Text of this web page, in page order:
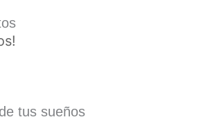
tus sueños